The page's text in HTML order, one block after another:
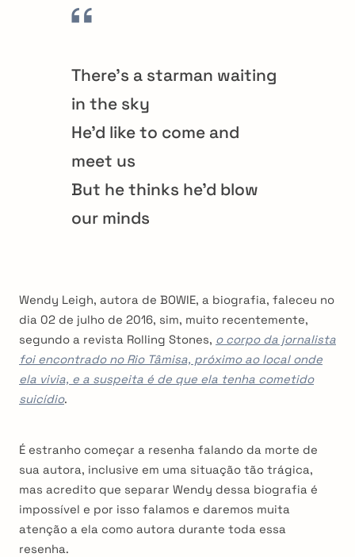
There’s a starman waiting
in the sky
He’d like to come and
meet us
But he thinks he’d blow
our minds
Wendy Leigh, autora de BOWIE, a biografia, faleceu no
dia 02 de julho de 2016, sim, muito recentemente,
segundo a revista Rolling Stones, o corpo da jornalista
foi encontrado no Rio Tâmisa, próximo ao local onde
ela vivia, e a suspeita é de que ela tenha cometido
suicídio.
É estranho começar a resenha falando da morte de
sua autora, inclusive em uma situação tão trágica,
mas acredito que separar Wendy dessa biografia é
impossível e por isso falamos e daremos muita
atenção a ela como autora durante toda essa
resenha.